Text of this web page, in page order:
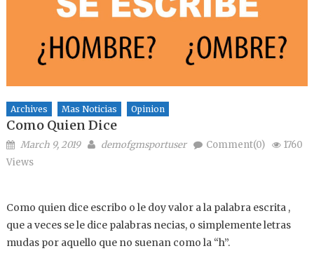
Archives Mas Noticias Opinion
Como Quien Dice
Posted on
March 9, 2019 Author
demofgmsportuser Comment(0)
1760
Views
Como quien dice escribo o le doy valor a la palabra escrita ,
que a veces se le dice palabras necias, o simplemente letras
mudas por aquello que no suenan como la “h”.